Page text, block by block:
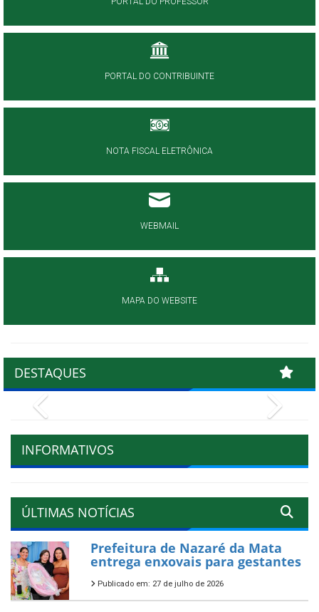
PORTAL DO CONTRIBUINTE
NOTA FISCAL ELETRÔNICA
WEBMAIL
MAPA DO WEBSITE
DESTAQUES
INFORMATIVOS
ÚLTIMAS NOTÍCIAS
Prefeitura de Nazaré da Mata
entrega enxovais para gestantes
Publicado em: 27 de julho de 2026